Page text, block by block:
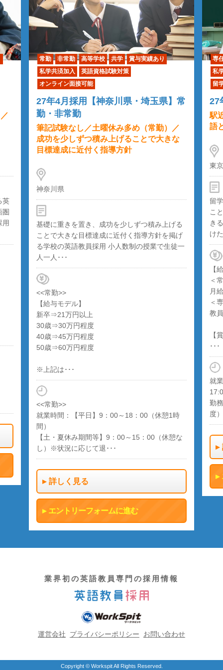
英
圏
用
常勤 非常勤 高等学校 共学
賞与実績あり
私学共済加入
英語資格試験対策
オンライン面接可能
27年4月採用【神奈川県・埼玉県】常
勤・非常勤
筆記試験なし／土曜休み多め（常勤）／
成功を少しずつ積み上げることで大きな
目標達成に近付く指導方針
神奈川県
基礎に重きを置き、成功を少しずつ積み上げる
ことで大きな目標達成に近付く指導方針を掲げ
る学校の英語教員採用 小人数制の授業で生徒一
人一人･･･
<<常勤>>
【給与モデル】
新卒⇒21万円以上
30歳⇒30万円程度
40歳⇒45万円程度
50歳⇒60万円程度
※上記は･･･
<<常勤>>
就業時間：【平日】9：00～18：00（休憩1時
間）
【土・夏休み期間等】9：00～15：00（休憩な
し）※状況に応じて退･･･
詳しく見る
エントリーフォームに進む
専
私
留
27
駅
語
東
留
こ
き
け
【
＜
月
＜
教
【
･･･
就
勤
度）
業界初の英語教員専門の採用情報
運営会社 プライバシーポリシー お問い合わせ
Copyright © Workspit All Rights Reserved.